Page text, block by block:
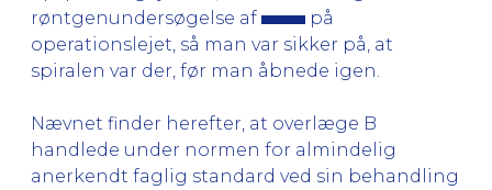
røntgenundersøgelse af
på
operationslejet, så man var sikker på, at
spiralen var der, før man åbnede igen.
Nævnet finder herefter, at overlæge B
handlede under normen for almindelig
anerkendt faglig standard ved sin behandling